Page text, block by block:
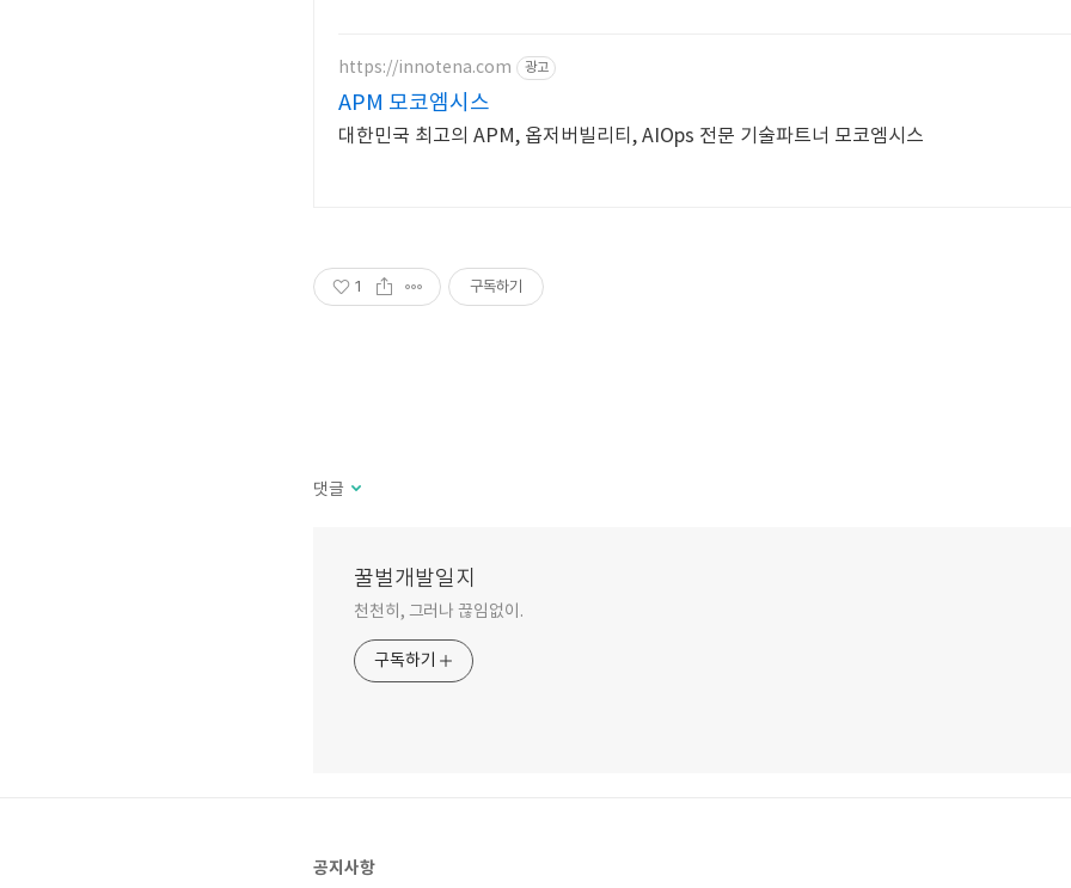
https://innotena.com 광고
APM 모코엠시스
대한민국 최고의 APM, 옵저버빌리티, AIOps 전문 기술파트너 모코엠시스
1 구독하기
댓글
꿀벌개발일지
천천히, 그러나 끊임없이.
구독하기
공지사항